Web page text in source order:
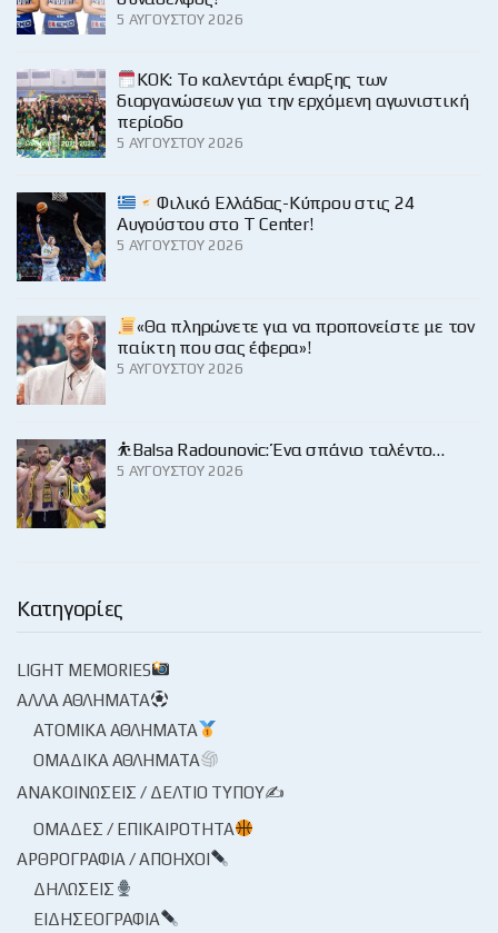
5 ΑΥΓΟΎΣΤΟΥ 2026
KOK: Το καλεντάρι έναρξης των
διοργανώσεων για την ερχόμενη αγωνιστική
περίοδο
5 ΑΥΓΟΎΣΤΟΥ 2026
Φιλικό Ελλάδας-Κύπρου στις 24
Αυγούστου στο Τ Center!
5 ΑΥΓΟΎΣΤΟΥ 2026
«Θα πληρώνετε για να προπονείστε με τον
παίκτη που σας έφερα»!
5 ΑΥΓΟΎΣΤΟΥ 2026
⛹️Balsa Radounovic: Ένα σπάνιο ταλέντο…
5 ΑΥΓΟΎΣΤΟΥ 2026
Κατηγορίες
LIGHT MEMORIES
ΆΛΛΑ ΑΘΛΉΜΑΤΑ
ΑΤΟΜΙΚΆ ΑΘΛΉΜΑΤΑ
ΟΜΑΔΙΚΆ ΑΘΛΉΜΑΤΑ
ΑΝΑΚΟΙΝΏΣΕΙΣ / ΔΕΛΤΊΟ ΤΎΠΟΥ✍
ΟΜΆΔΕΣ / ΕΠΙΚΑΙΡΌΤΗΤΑ
ΑΡΘΡΟΓΡΑΦΊΑ / ΑΠΌΗΧΟΙ
ΔΗΛΏΣΕΙΣ
ΕΙΔΗΣΕΟΓΡΑΦΊΑ